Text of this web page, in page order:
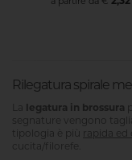
Rilegatura spirale
La legatura in brossura
segnature vengono
tipologia è più
rapida
cucita/filorefe.